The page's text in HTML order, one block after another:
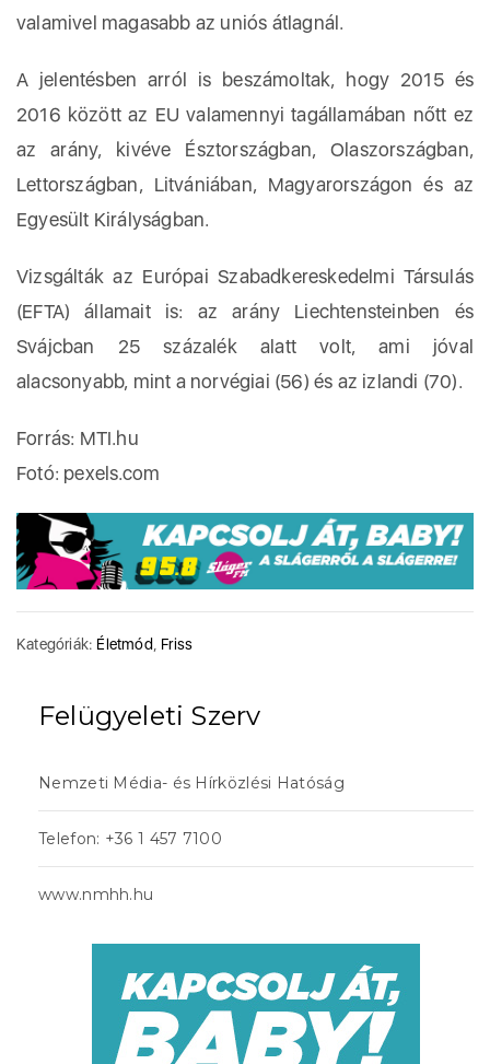
valamivel magasabb az uniós átlagnál.
A jelentésben arról is beszámoltak, hogy 2015 és
2016 között az EU valamennyi tagállamában nőtt ez
az arány, kivéve Észtországban, Olaszországban,
Lettországban, Litvániában, Magyarországon és az
Egyesült Királyságban.
Vizsgálták az Európai Szabadkereskedelmi Társulás
(EFTA) államait is: az arány Liechtensteinben és
Svájcban 25 százalék alatt volt, ami jóval
alacsonyabb, mint a norvégiai (56) és az izlandi (70).
Forrás: MTI.hu
Fotó: pexels.com
Kategóriák: Életmód Friss
Felügyeleti Szerv
Nemzeti Média- és Hírközlési Hatóság
Telefon: +36 1 457 7100
www.nmhh.hu